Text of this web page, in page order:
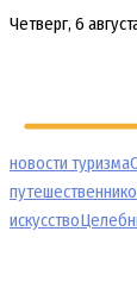
Перейти
Четверг, 6
новости туризма
искусство